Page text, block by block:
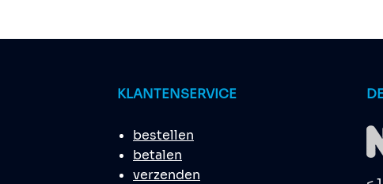
KLANTENSERVICE
bestellen
betalen
verzenden